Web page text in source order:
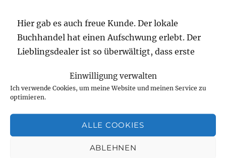
Einwilligung verwalten
Ich verwende Cookies, um meine Website und meinen Service zu
optimieren.
ALLE COOKIES
ABLEHNEN
Hier gab es auch freue Kunde. Der lokale
Buchhandel hat einen Aufschwung erlebt. Der
Lieblingsdealer ist so überwältigt, dass erste
zu haben. Mich freut das sehr. Ich hatte noch
nichts von dem Pödelwitz-Projekt gehört, aber
Alles Liebe und komm gut in die Woche